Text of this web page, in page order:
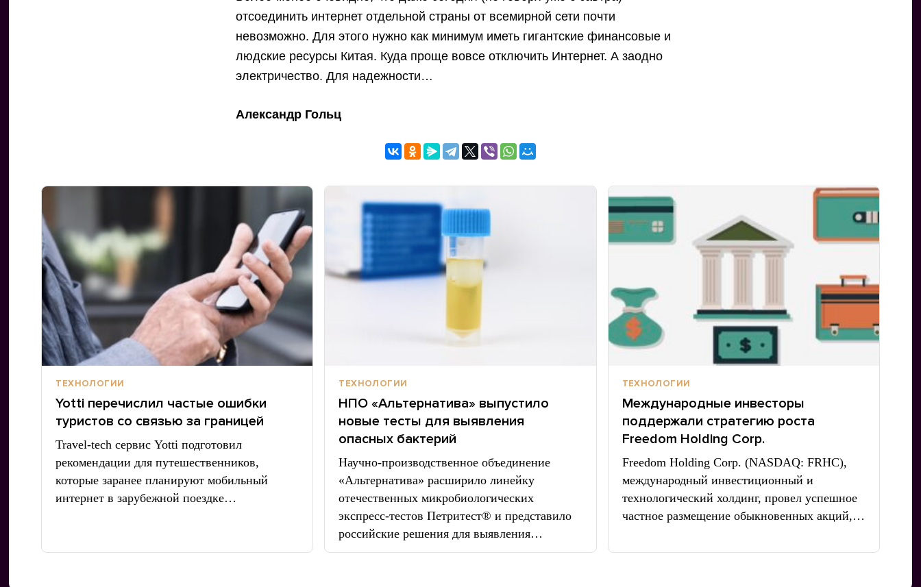
отсоединить интернет отдельной страны от всемирной сети почти
невозможно. Для этого нужно как минимум иметь гигантские финансовые и
людские ресурсы Китая. Куда проще вовсе отключить Интернет. А заодно
электричество. Для надежности…
Александр Гольц
ТЕХНОЛОГИИ
Yotti перечислил частые ошибки
туристов со связью за границей
Travel-tech сервис Yotti подготовил
рекомендации для путешественников,
которые заранее планируют мобильный
интернет в зарубежной поездке…
ТЕХНОЛОГИИ
НПО «Альтернатива» выпустило
новые тесты для выявления
опасных бактерий
Научно-производственное объединение
«Альтернатива» расширило линейку
отечественных микробиологических
экспресс-тестов Петритест® и представило
российские решения для выявления…
ТЕХНОЛОГИИ
Международные инвесторы
поддержали стратегию роста
Freedom Holding Corp.
Freedom Holding Corp. (NASDAQ: FRHC),
международный инвестиционный и
технологический холдинг, провел успешное
частное размещение обыкновенных акций,…